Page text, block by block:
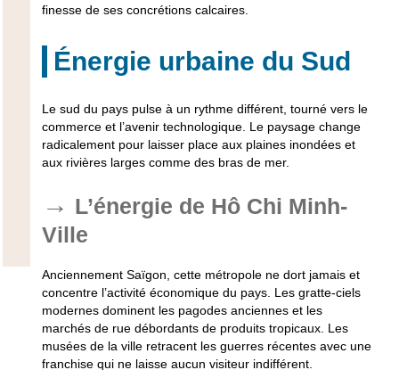
finesse de ses concrétions calcaires.
Énergie urbaine du Sud
Le sud du pays pulse à un rythme différent, tourné vers le
commerce et l’avenir technologique. Le paysage change
radicalement pour laisser place aux plaines inondées et
aux rivières larges comme des bras de mer.
L’énergie de Hô Chi Minh-
Ville
Anciennement Saïgon, cette métropole ne dort jamais et
concentre l’activité économique du pays. Les gratte-ciels
modernes dominent les pagodes anciennes et les
marchés de rue débordants de produits tropicaux. Les
musées de la ville retracent les guerres récentes avec une
franchise qui ne laisse aucun visiteur indifférent.